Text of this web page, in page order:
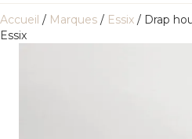
Accueil / Marques / Essix / Drap
Essix